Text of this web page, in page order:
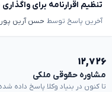
تنظیم اقرارنامه برای
آخرین پاسخ توسط حسن آرین پور
۱۲,۷۲۶
مشاوره حقوقی ملکی
تا کنون در بنیاد وکلا پاسخ داده